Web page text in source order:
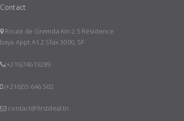
Contact
Route de Gremda Km 2.5 Résidence
baya Appt A1.2 Sfax 3000, SF
(+216)74619289
(+216)55 646 502
contact@firstdeal.tn